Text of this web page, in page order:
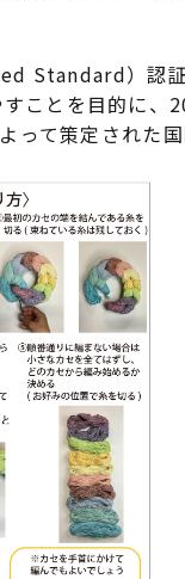
Standard）認
すことを目的に
て策定された国